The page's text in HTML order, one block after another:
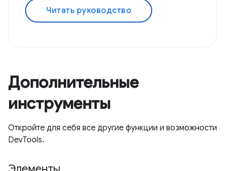
Читать руководство
Дополнительные
инструменты
Откройте для себя все другие функции и возможности
DevTools.